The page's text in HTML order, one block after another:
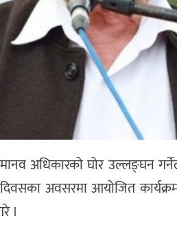
मानव अधिकारको घोर उल्लङ्घन
दिवसका अवसरमा आयोजित
।